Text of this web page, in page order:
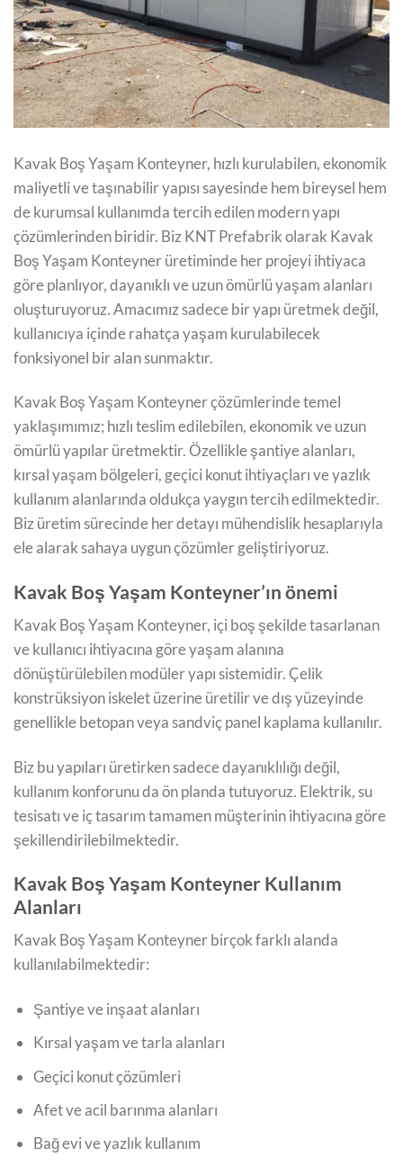
Kavak Boş Yaşam Konteyner, hızlı kurulabilen, ekonomik
maliyetli ve taşınabilir yapısı sayesinde hem bireysel hem
de kurumsal kullanımda tercih edilen modern yapı
çözümlerinden biridir. Biz KNT Prefabrik olarak Kavak
Boş Yaşam Konteyner üretiminde her projeyi ihtiyaca
göre planlıyor, dayanıklı ve uzun ömürlü yaşam alanları
oluşturuyoruz. Amacımız sadece bir yapı üretmek değil,
kullanıcıya içinde rahatça yaşam kurulabilecek
fonksiyonel bir alan sunmaktır.
Kavak Boş Yaşam Konteyner çözümlerinde temel
yaklaşımımız; hızlı teslim edilebilen, ekonomik ve uzun
ömürlü yapılar üretmektir. Özellikle şantiye alanları,
kırsal yaşam bölgeleri, geçici konut ihtiyaçları ve yazlık
kullanım alanlarında oldukça yaygın tercih edilmektedir.
Biz üretim sürecinde her detayı mühendislik hesaplarıyla
ele alarak sahaya uygun çözümler geliştiriyoruz.
Kavak Boş Yaşam Konteyner’ın önemi
Kavak Boş Yaşam Konteyner, içi boş şekilde tasarlanan
ve kullanıcı ihtiyacına göre yaşam alanına
dönüştürülebilen modüler yapı sistemidir. Çelik
konstrüksiyon iskelet üzerine üretilir ve dış yüzeyinde
genellikle betopan veya sandviç panel kaplama kullanılır.
Biz bu yapıları üretirken sadece dayanıklılığı değil,
kullanım konforunu da ön planda tutuyoruz. Elektrik, su
tesisatı ve iç tasarım tamamen müşterinin ihtiyacına göre
şekillendirilebilmektedir.
Kavak Boş Yaşam Konteyner Kullanım
Alanları
Kavak Boş Yaşam Konteyner birçok farklı alanda
kullanılabilmektedir:
Şantiye ve inşaat alanları
Kırsal yaşam ve tarla alanları
Geçici konut çözümleri
Afet ve acil barınma alanları
Bağ evi ve yazlık kullanım